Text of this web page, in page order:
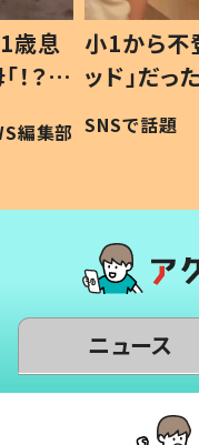
歳息
？」
編集部
小1から不
ッド」だ
作り続け
#令和の子
SNSで話題
ニュース